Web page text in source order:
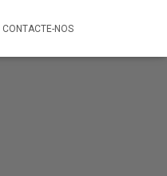
CONTACTE-NOS